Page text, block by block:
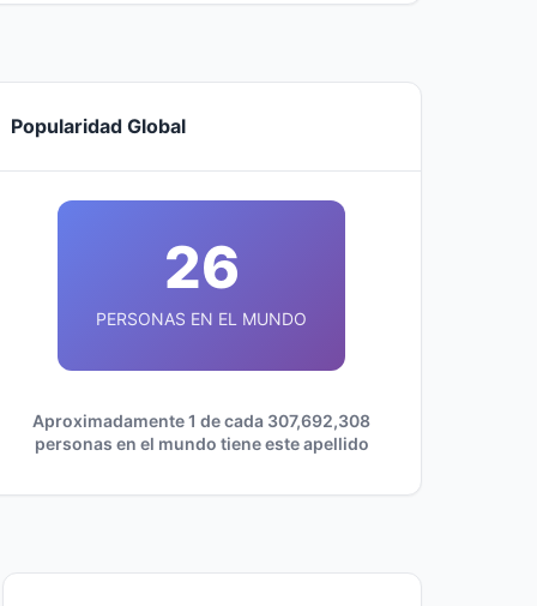
Popularidad Global
26
PERSONAS EN EL MUNDO
Aproximadamente 1 de cada 307,692,308
personas en el mundo tiene este apellido